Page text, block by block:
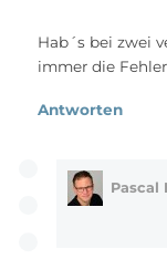
Hab´s bei zwei
immer die
Antworten
Pascal